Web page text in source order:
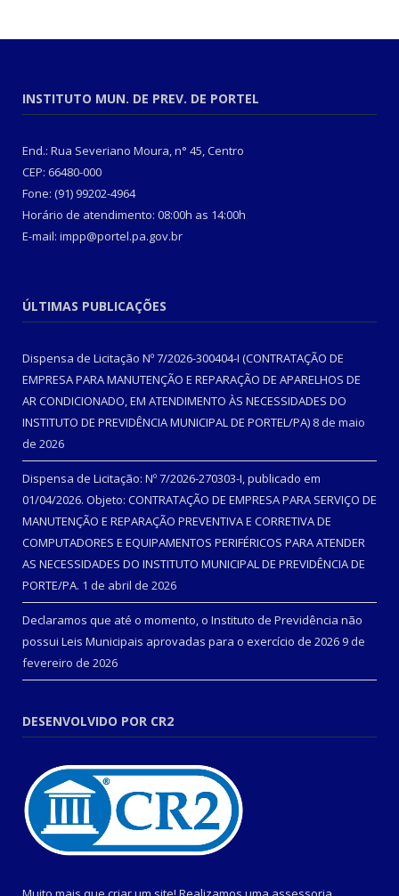
INSTITUTO MUN. DE PREV. DE PORTEL
End.: Rua Severiano Moura, n° 45, Centro
CEP: 66480-000
Fone: (91) 99202-4964
Horário de atendimento: 08:00h as 14:00h
E-mail: impp@portel.pa.gov.br
ÚLTIMAS PUBLICAÇÕES
Dispensa de Licitação Nº 7/2026-300404-I (CONTRATAÇÃO DE
EMPRESA PARA MANUTENÇÃO E REPARAÇÃO DE APARELHOS DE
AR CONDICIONADO, EM ATENDIMENTO ÀS NECESSIDADES DO
INSTITUTO DE PREVIDÊNCIA MUNICIPAL DE PORTEL/PA) 8 de maio
de 2026
Dispensa de Licitação: Nº 7/2026-270303-I, publicado em
01/04/2026. Objeto: CONTRATAÇÃO DE EMPRESA PARA SERVIÇO DE
MANUTENÇÃO E REPARAÇÃO PREVENTIVA E CORRETIVA DE
COMPUTADORES E EQUIPAMENTOS PERIFÉRICOS PARA ATENDER
AS NECESSIDADES DO INSTITUTO MUNICIPAL DE PREVIDÊNCIA DE
PORTE/PA. 1 de abril de 2026
Declaramos que até o momento, o Instituto de Previdência não
possui Leis Municipais aprovadas para o exercício de 2026 9 de
fevereiro de 2026
DESENVOLVIDO POR CR2